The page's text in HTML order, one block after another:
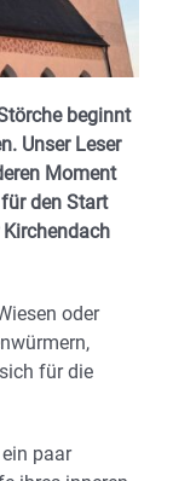
beginnt
Unser Leser
Moment
den Start
oder
für die
paar